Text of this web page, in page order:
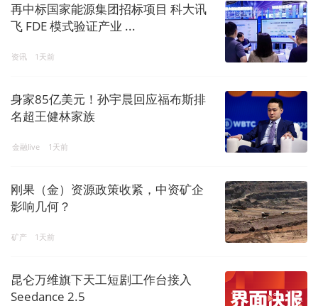
再中标国家能源集团招标项目 科大讯
飞 FDE 模式验证产业 ...
资讯 1天前
身家85亿美元！孙宇晨回应福布斯排
名超王健林家族
金融live 1天前
刚果（金）资源政策收紧，中资矿企
影响几何？
矿产 1天前
昆仑万维旗下天工短剧工作台接入
Seedance 2.5